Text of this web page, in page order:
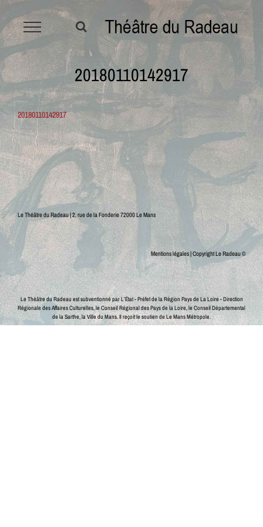
Passer
contenu
20180110142917
20180110142917
Le Théâtre du Radeau | 2, rue de la Fonderie 72000 Le Mans
Mentions légales| Copyright Le Radeau ©
Le Théâtre du Radeau est subventionné par L’État - Préfet de la Région Pays de La Loire - Direction
Régionale des Affaires Culturelles, le Conseil Régional des Pays de la Loire, le Conseil Départemental
de la Sarthe, la Ville du Mans.Il reçoit le soutien de Le Mans Métropole.